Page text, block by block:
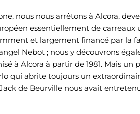
nous nous arrêtons à Alcora,
essentiellement de carreaux
et largement financé par la
Nebot ; nous y découvrons
à Alcora à partir de 1981. Mais
qui abrite toujours un
de Beurville nous avait